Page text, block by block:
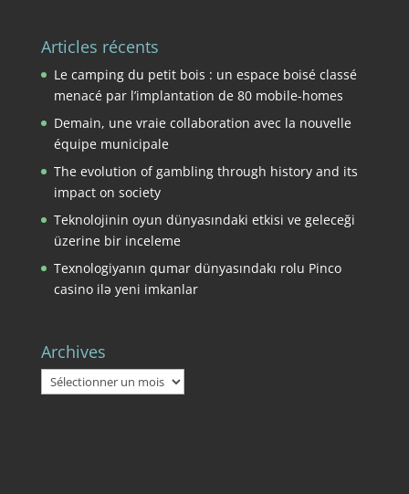
Articles récents
Le camping du petit bois : un espace boisé classé
menacé par l’implantation de 80 mobile-homes
Demain, une vraie collaboration avec la nouvelle
équipe municipale
The evolution of gambling through history and its
impact on society
Teknolojinin oyun dünyasındaki etkisi ve geleceği
üzerine bir inceleme
Texnologiyanın qumar dünyasındakı rolu Pinco
casino ilə yeni imkanlar
Archives
Archives